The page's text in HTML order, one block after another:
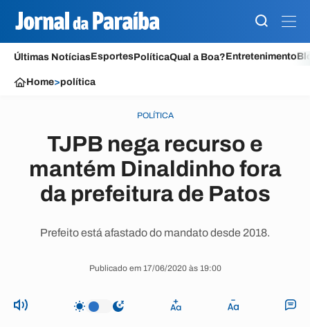
Últimas NotíciasEsportesPolíticaQual a Boa?Entretenimento
Home>política
POLÍTICA
TJPB nega recurso e
mantém Dinaldinho fora
da prefeitura de Patos
Prefeito está afastado do mandato desde 2018.
Publicado em 17/06/2020 às 19:00